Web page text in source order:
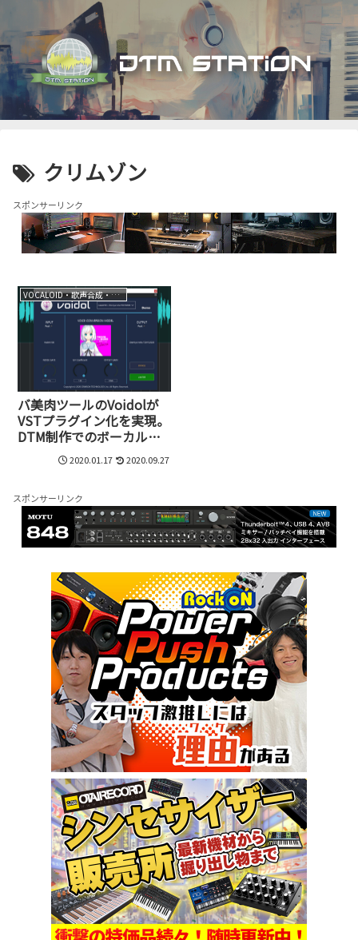
クリムゾン
スポンサーリンク
VOCALOID・歌声合成・音声合成
バ美肉ツールのVoidolが
VSTプラグイン化を実現。
DTM制作でのボーカルに
新旋風が巻き起こるか!?
2020.01.17 2020.09.27
スポンサーリンク